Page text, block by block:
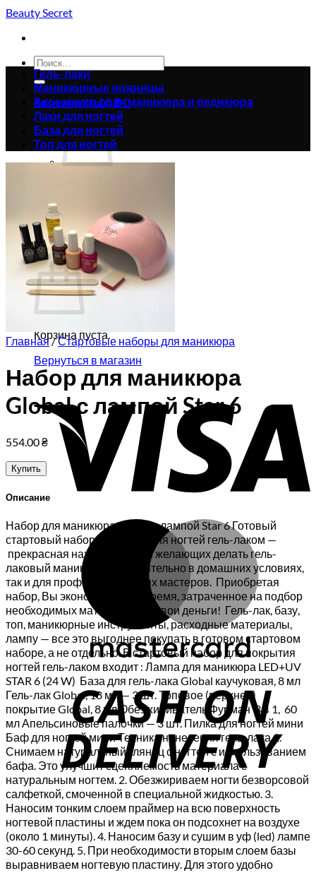
Skip
content
Beauty Secret
Искать:
Корзина /0.00₴0
Вернуться в магазин
0
Корзина
Корзина пуста.
Вернуться в магазин
Гель-лаки
Маникюрные ножницы
Аксессуары для маникюра и педикюра
Лаки для ногтей
База для ногтей
Топ для ногтей
Главная/Стартовые наборы для маникюра
Набор для маникюра
Global с лампой Star 6
554.00₴
Купить
Описание
Набор для маникюра Global с лампой Star 6 Готовый
стартовый набор для покрытия ногтей гель-лаком —
прекрасная находка как для желающих делать гель-
лаковый маникюр самостоятельно в домашних условиях,
так и для профессиональных мастеров. Приобретая
набор, Вы экономите свое время, затраченное на подбор
необходимых материалов, и свои деньги! Гель-лак, базу,
топ, маникюрные инструменты, расходные материалы,
лампу — все это выгоднее покупать в готовом стартовом
наборе, а не отдельно. В стартовый набор для покрытия
ногтей гель-лаком входит : Лампа для маникюра LED+UV
STAR 6 (24 W) База для гель-лака Global каучуковая, 8 мл
Гель-лак Global, 18 мл — 3 шт. Топовое (верхнее)
покрытие Global, 8 мл Обезжириватель Фурман 3 в 1, 60
мл Апельсиновые палочки — 3 шт. Пилка для ногтей мини
Баф для ногтей мини Техника нанесения гель-лака 1.
Снимаем натуральный глянец с ногтей с использованием
бафа. Это улучшит сцепляемость материала с
натуральным ногтем. 2. Обезжириваем ногти безворсовой
салфеткой, смоченной в специальной жидкостью. 3.
Наносим тонким слоем праймер на всю поверхность
ногтевой пластины и ждем пока он подсохнет на воздухе
(около 1 минуты). 4. Наносим базу и сушим в уф (led) лампе
30-60 секунд. 5. При необходимости вторым слоем базы
выравниваем ногтевую пластину. Для этого удобно